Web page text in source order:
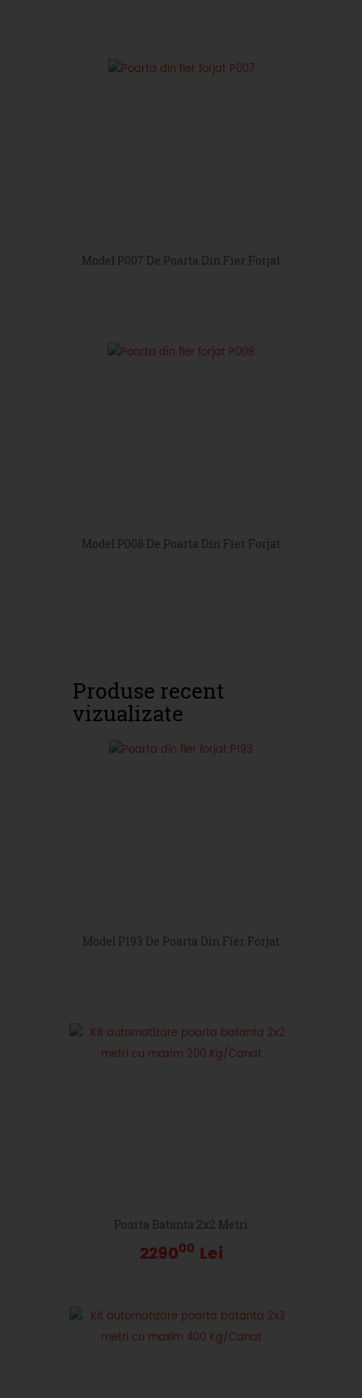
Model P007 De Poarta Din Fier Forjat
Model P008 De Poarta Din Fier Forjat
Produse recent
vizualizate
Model P193 De Poarta Din Fier Forjat
Poarta Batanta 2x2 Metri
229000 Lei